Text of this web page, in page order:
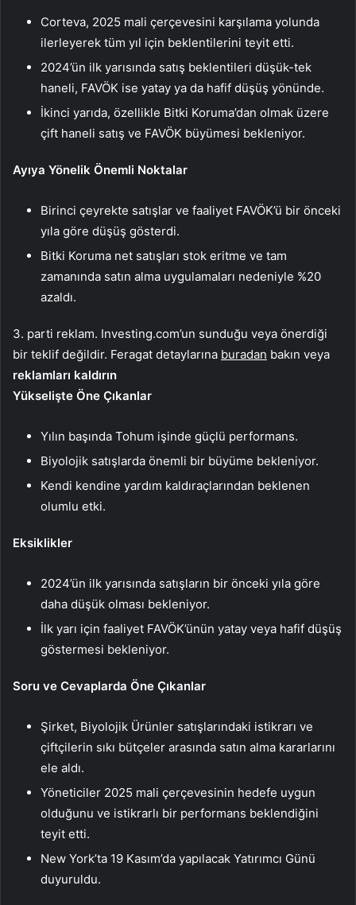
Corteva, 2025 mali çerçevesini karşılama yolunda
ilerleyerek tüm yıl için beklentilerini teyit etti.
2024’ün ilk yarısında satış beklentileri düşük-tek
haneli, FAVÖK ise yatay ya da hafif düşüş yönünde.
İkinci yarıda, özellikle Bitki Koruma’dan olmak üzere
çift haneli satış ve FAVÖK büyümesi bekleniyor.
Ayıya Yönelik Önemli Noktalar
Birinci çeyrekte satışlar ve faaliyet FAVÖK’ü bir önceki
yıla göre düşüş gösterdi.
Bitki Koruma net satışları stok eritme ve tam
zamanında satın alma uygulamaları nedeniyle %20
azaldı.
3. parti reklam. Investing.com’un sunduğu veya önerdiği
bir teklif değildir. Feragat detaylarına buradan bakın veya
reklamları kaldırın
Yükselişte Öne Çıkanlar
Yılın başında Tohum işinde güçlü performans.
Biyolojik satışlarda önemli bir büyüme bekleniyor.
Kendi kendine yardım kaldıraçlarından beklenen
olumlu etki.
Eksiklikler
2024’ün ilk yarısında satışların bir önceki yıla göre
daha düşük olması bekleniyor.
İlk yarı için faaliyet FAVÖK’ünün yatay veya hafif düşüş
göstermesi bekleniyor.
Soru ve Cevaplarda Öne Çıkanlar
Şirket, Biyolojik Ürünler satışlarındaki istikrarı ve
çiftçilerin sıkı bütçeler arasında satın alma kararlarını
ele aldı.
Yöneticiler 2025 mali çerçevesinin hedefe uygun
olduğunu ve istikrarlı bir performans beklendiğini
teyit etti.
New York’ta 19 Kasım’da yapılacak Yatırımcı Günü
duyuruldu.